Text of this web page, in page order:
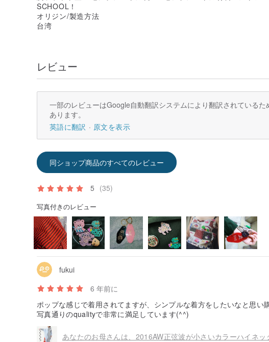
SCHOOL！
オリジン/製造方法
台湾
レビュー
一部のレビューはGoogle自動翻訳システムにより翻訳されている
あります。
英語に翻訳
原文を表示
同ショップ商品のすべてのレビュー
5 (35)
写真付きのレビュー
fukui
6 年前に
ポップな感じで着用されてますが、シンプルな着方をしたいなと思い
写真通りのqualityで非常に満足しています(^^)